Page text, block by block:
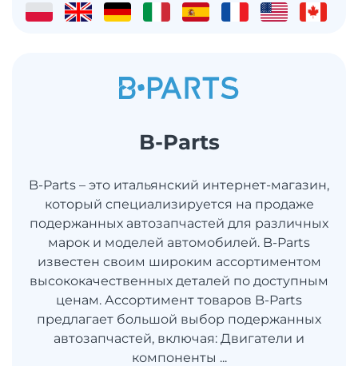
B-Parts
B-Parts – это итальянский интернет-магазин,
который специализируется на продаже
подержанных автозапчастей для различных
марок и моделей автомобилей. B-Parts
известен своим широким ассортиментом
высококачественных деталей по доступным
ценам. Ассортимент товаров B-Parts
предлагает большой выбор подержанных
автозапчастей, включая: Двигатели и
компоненты ...